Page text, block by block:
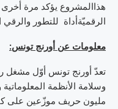
هذاالمشروع يؤكد مرة أخرى
الرقميّةأداة للتطور والرقي
معلومات عن أورنج تونس:
تعدّ أورنج تونس أوّل مشغل
وسلامة الأنظمة المعلوماتية
مليون حريف موزّعين على